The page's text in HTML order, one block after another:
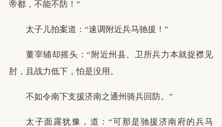
帝都，不能不防！”
太子儿拍案道：“速调附近兵马驰援！”
董宰辅却摇头：“附近州县、卫所兵力本就捉襟见
肘，且战力低下，怕是没用。
不如令南下支援济南之通州骑兵回防。”
太子面露犹豫，道：“可那是驰援济南府的兵马